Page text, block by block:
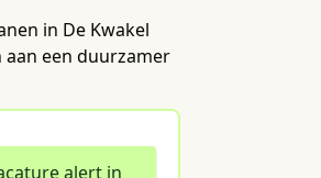
in De Kwakel
aan een duurzamer
alert in